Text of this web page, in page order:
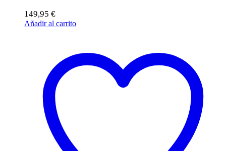
149,95 €
Añadir al carrito